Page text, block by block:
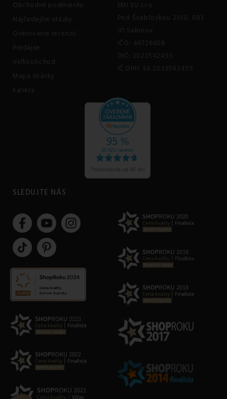
Obchodné podmienky
Najčastejšie otázky
Overovanie recenzií
Predajne
Veľkoobchod
Mapa stránky
Kariéra
EMI EU s.r.o.
Pod Švabľovkou 2100, 083
01 Sabinov
IČO: 46726608
DIČ: 2023542455
IČ DPH: SK 2023542455
SLEDUJTE NÁS